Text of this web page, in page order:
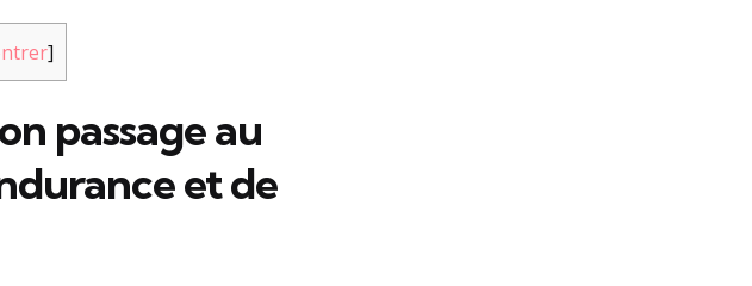
]
passage au
et de